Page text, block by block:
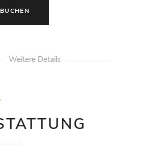
Weitere Details